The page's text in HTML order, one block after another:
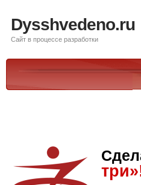
Dysshvedeno.ru
Сайт в процессе разработки